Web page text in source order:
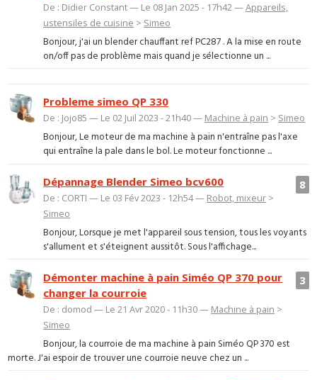
De : Didier Constant — Le 08 Jan 2025 - 17h42 —Appareils,
ustensiles de cuisine > Simeo
Bonjour, j'ai un blender chauffant ref PC287 . A la mise en route
on/off pas de problème mais quand je sélectionne un ...
Probleme simeo QP 330
De : Jojo85 — Le 02 Juil 2023 - 21h40 — Machine à pain > Simeo
Bonjour, Le moteur de ma machine à pain n'entraîne pas l'axe
qui entraîne la pale dans le bol. Le moteur fonctionne ...
8
Dépannage Blender Simeo bcv600
De : CORTI — Le 03 Fév 2023 - 12h54 — Robot, mixeur >
Simeo
Bonjour, Lorsque je met l'appareil sous tension, tous les voyants
s'allument et s'éteignent aussitôt. Sous l'affichage...
3
Démonter machine à pain Siméo QP 370 pour
changer la courroie
De : domod — Le 21 Avr 2020 - 11h30 — Machine à pain >
Simeo
Bonjour, la courroie de ma machine à pain Siméo QP 370 est
morte. J'ai espoir de trouver une courroie neuve chez un ...